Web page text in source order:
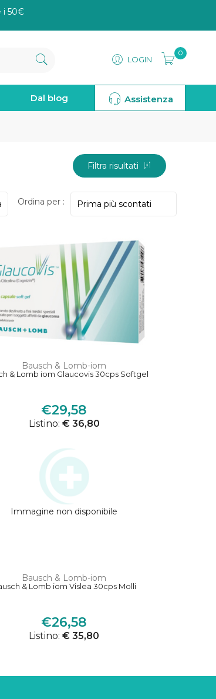
i 50€
LOGIN
0
Dal blog Assistenza
Filtra risultati
Ordina per :
Bausch & Lomb-iom
& Lomb iom Glaucovis 30cps Softgel
€29,58
Listino: € 36,80
Immagine non disponibile
Bausch & Lomb-iom
& Lomb iom Vislea 30cps Molli
€26,58
Listino:€ 35,80